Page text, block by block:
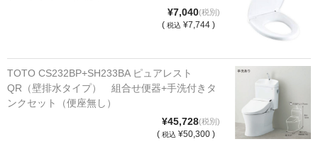
¥7,040(税別)
( 税込 ¥7,744 )
TOTO CS232BP+SH233BA ピュアレスト
QR（壁排水タイプ） 組合せ便器+手洗付きタ
ンクセット（便座無し）
¥45,728(税別)
( 税込 ¥50,300 )